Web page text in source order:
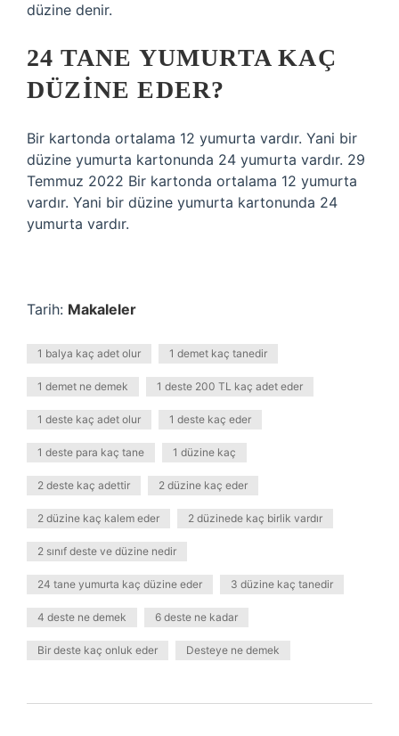
düzine denir.
24 TANE YUMURTA KAÇ
DÜZINE EDER?
Bir kartonda ortalama 12 yumurta vardır. Yani bir
düzine yumurta kartonunda 24 yumurta vardır. 29
Temmuz 2022 Bir kartonda ortalama 12 yumurta
vardır. Yani bir düzine yumurta kartonunda 24
yumurta vardır.
Tarih: Makaleler
1 balya kaç adet olur 1 demet kaç tanedir
1 demet ne demek 1 deste 200 TL kaç adet eder
1 deste kaç adet olur 1 deste kaç eder
1 deste para kaç tane 1 düzine kaç
2 deste kaç adettir 2 düzine kaç eder
2 düzine kaç kalem eder 2 düzinede kaç birlik vardır
2 sınıf deste ve düzine nedir
24 tane yumurta kaç düzine eder 3 düzine kaç tanedir
4 deste ne demek 6 deste ne kadar
Bir deste kaç onluk eder Desteye ne demek